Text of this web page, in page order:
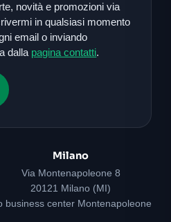
novità e promozioni via
in qualsiasi momento
email o inviando
dalla pagina contatti.
Milano
Via Montenapoleone 8
20121 Milano (MI)
business center Montenapoleone